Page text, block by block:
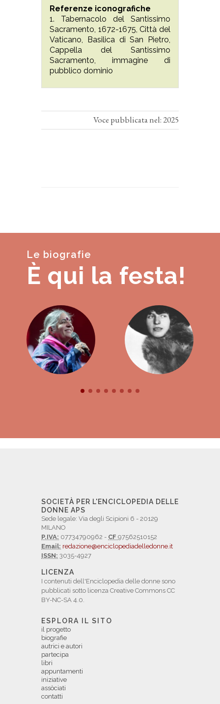
Referenze iconografiche
1. Tabernacolo del Santissimo
Sacramento, 1672-1675, Città del
Vaticano, Basilica di San Pietro,
Cappella del Santissimo
Sacramento, immagine di
pubblico dominio
Voce pubblicata nel: 2025
Le biografie
È qui la festa!
SOCIETÀ PER L'ENCICLOPEDIA DELLE
DONNE APS
Sede legale: Via degli Scipioni 6 - 20129
MILANO
P.IVA: 07734790962 - CF 97562510152
Email: redazione@enciclopediadelledonne.it
ISSN: 3035-4927
LICENZA
I contenuti dell'Enciclopedia delle donne sono
pubblicati sotto licenza Creative Commons CC
BY-NC-SA 4.0.
ESPLORA IL SITO
il progetto
biografie
autrici e autori
partecipa
libri
appuntamenti
iniziative
assòciati
contatti